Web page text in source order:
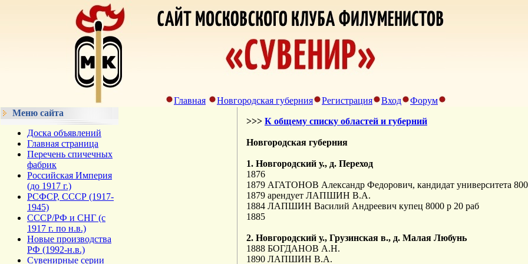
Главная Новгородская губерния Регистрация Вход
Форум
Меню сайта
Доска объявлений
Главная страница
Перечень спичечных
фабрик
Российская Империя
(до 1917 г.)
РСФСР, СССР (1917-
1945)
СССР/РФ и СНГ (с
1917 г. по н.в.)
Новые производства
РФ (1992-н.в.)
Сувенирные серии
>>> К общему списку областей и губерний
Новгородская губерния
1. Новгородский у., д. Переход
1876
1879 АГАТОНОВ Александр Федорович, кандидат университета
1879 арендует ЛАПШИН В.А.
1884 ЛАПШИН Василий Андреевич купец 8000 р 20 раб
1885
2. Новгородский у., Грузинская в., д. Малая Любунь
1888 БОГДАНОВ А.Н.
1890 ЛАПШИН В.А.